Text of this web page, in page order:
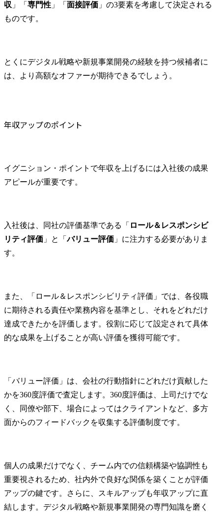
収 」「 専門性 」「 面接評価 」の3要素を考慮して決定される
ものです。
とくにデジタル戦略や新規事業開発の経験を持つ候補者に
は、より高額なオファーが期待できるでしょう。
年収アップのポイント
イグニション・ポイントで年収を上げるには入社後の成果
アピールが重要です。
入社後は、同社の評価基準である「 ロール＆レスポンシビ
リティ評価 」と「バリュー評価 」に注力する必要がありま
す。
また、「ロール＆レスポンシビリティ評価」では、各役職
に期待される責任や業務内容を基準とし、それをどれだけ
達成できたかを評価します。役割に応じて設定されて具体
的な成果を上げることが高い評価を獲得可能です。
「バリュー評価」は、会社の行動指針にどれだけ貢献した
かを360度評価で査定します。360度評価は、上司だけでな
く、同僚や部下、場合によってはクライアントなど、多方
面からのフィードバックを収集する評価制度です。
個人の成果だけでなく、チーム内での信頼構築や協調性も
重要視されるため、社内外で良好な関係を築くことが評価
アップの鍵です。さらに、スキルアップも年収アップに直
結します。デジタル戦略や新規事業開発の専門知識を磨く